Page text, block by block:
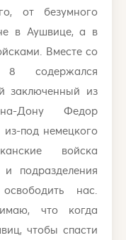
от безумного
в Аушвице, а в
Вместе со
заключенный из
Дону Федор
под немецкого
войска
подразделения
нас.
что когда
чтобы спасти